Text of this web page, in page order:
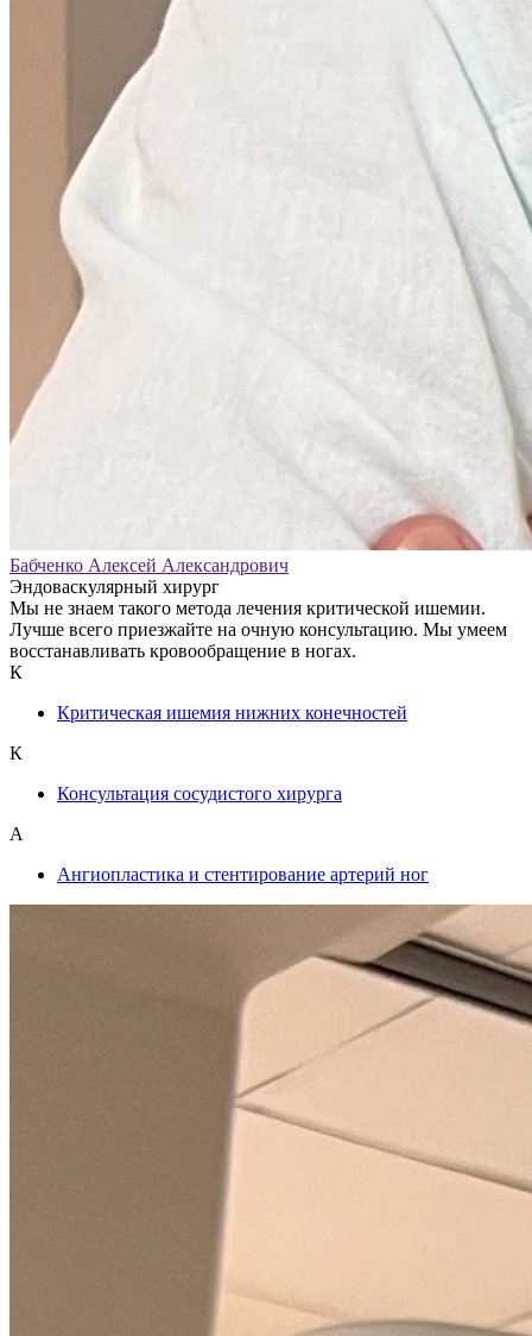
Бабченко Алексей Александрович
Эндоваскулярный хирург
Мы не знаем такого метода лечения критической ишемии.
Лучше всего приезжайте на очную консультацию. Мы умеем
восстанавливать кровообращение в ногах.
К
Критическая ишемия нижних конечностей
К
Консультация сосудистого хирурга
А
Ангиопластика и стентирование артерий ног